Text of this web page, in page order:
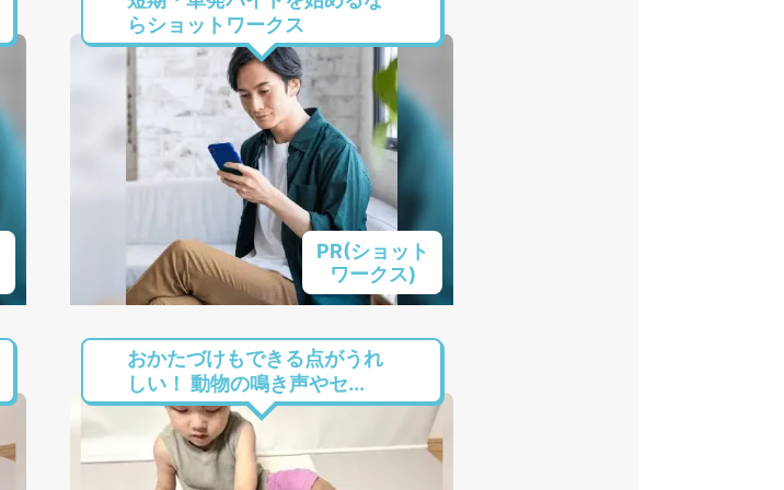
らショットワークス
PR(ショット
ワークス)
おかたづけもできる点がうれ
しい！ 動物の鳴き声やセ...